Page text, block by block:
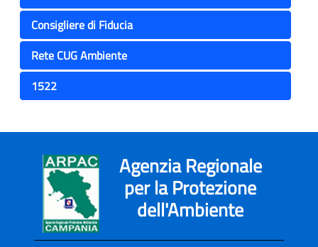
Consigliere di Fiducia
Rete CUG Ambiente
1522
Agenzia Regionale
per la Protezione
dell'Ambiente